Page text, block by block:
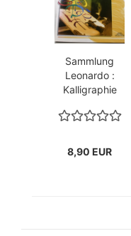
Sammlung
Leonardo :
Kalligraphie
8,90 EUR